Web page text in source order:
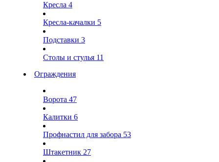
Кресла 4
Кресла-качалки 5
Подставки 3
Столы и стулья 11
Ограждения
Ворота 47
Калитки 6
Профнастил для забора 53
Штакетник 27